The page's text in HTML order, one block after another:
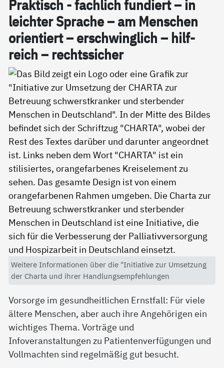
Prak­tisch - fach­lich fun­diert – in
leich­ter Spra­che – am Men­schen
ori­en­tiert – er­schwing­lich – hil­f­
reich – rechts­si­cher
Weitere Informationen über die "Initiative zur Umsetzung
der Charta und ihrer Handlungsempfehlungen
Vorsorge im gesundheitlichen Ernstfall: Für viele
ältere Menschen, aber auch ihre Angehörigen ein
wichtiges Thema. Vorträge und
Infoveranstaltungen zu Patientenverfügungen und
Vollmachten sind regelmäßig gut besucht.